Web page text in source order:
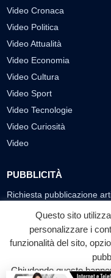
Video Cronaca
Video Politica
Video Attualità
Video Economia
Video Cultura
Video Sport
Video Tecnologie
Video Curiosità
Video
PUBBLICITÀ
Richiesta pubblicazione
SEGUICI SUI SOCIAL
f
Questo sito
personalizzare i
funzionalità del sito,
Chiudendo questo